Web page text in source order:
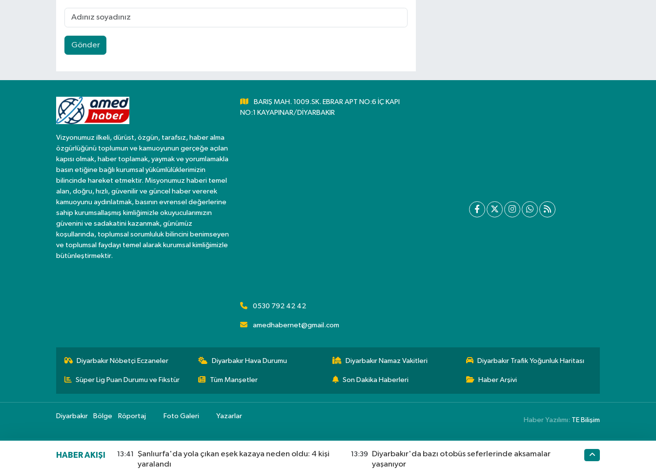
Gönder
Vizyonumuz ilkeli, dürüst, özgün, tarafsız, haber alma
özgürlüğünü toplumun ve kamuoyunun gerçeğe açılan
kapısı olmak, haber toplamak, yaymak ve yorumlamakla
basın etiğine bağlı kurumsal yükümlülüklerimizin
bilincinde hareket etmektir. Misyonumuz haberi temel
alan, doğru, hızlı, güvenilir ve güncel haber vererek
kamuoyunu aydınlatmak, basının evrensel değerlerine
sahip kurumsallaşmış kimliğimizle okuyucularımızın
güvenini ve sadakatini kazanmak, günümüz
koşullarında, toplumsal sorumluluk bilincini benimseyen
ve toplumsal faydayı temel alarak kurumsal kimliğimizle
bütünleştirmektir.
BARIŞ MAH. 1009.SK. EBRAR APT NO:6 İÇ KAPI
NO:1 KAYAPINAR/DİYARBAKIR
0530 792 42 42
amedhabernet@gmail.com
Diyarbakır Nöbetçi Eczaneler Diyarbakır Hava Durumu Diyarbakır Namaz Vakitleri Diyarbakır Trafik Yoğunluk Haritası
Süper Lig Puan Durumu ve Fikstür Tüm Manşetler Son Dakika Haberleri Haber Arşivi
Diyarbakır Bölge Röportaj Foto Galeri Yazarlar
Haber Yazılımı: TE Bilişim
HABER AKIŞI 13:41
Şanlıurfa'da yola çıkan eşek kazaya neden oldu: 4 kişi
yaralandı
13:39
Diyarbakır'da bazı otobüs seferlerinde aksamalar
yaşanıyor